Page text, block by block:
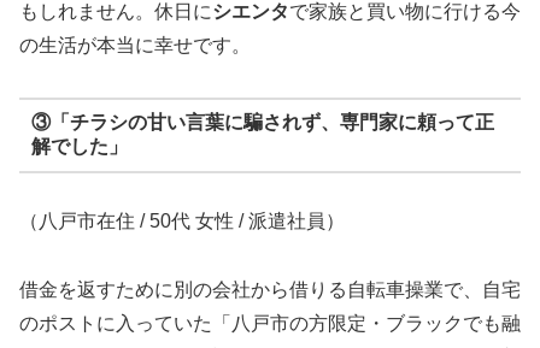
もしれません。休日にシエンタで家族と買い物に行ける今
の生活が本当に幸せです。
③「チラシの甘い言葉に騙されず、専門家に頼って正
解でした」
（八戸市在住 / 50代 女性 / 派遣社員）
借金を返すために別の会社から借りる自転車操業で、自宅
のポストに入っていた「八戸市の方限定・ブラックでも融